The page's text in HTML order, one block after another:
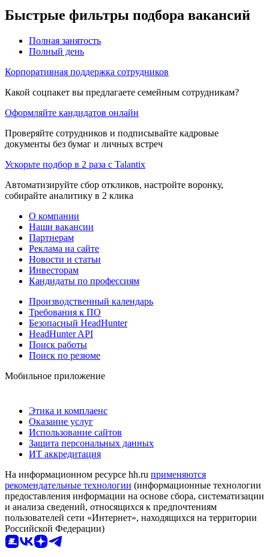
Быстрые фильтры подбора вакансий
Полная занятость
Полный день
Корпоративная поддержка сотрудников
Какой соцпакет вы предлагаете семейным сотрудникам?
Оформляйте кандидатов онлайн
Проверяйте сотрудников и подписывайте кадровые
документы без бумаг и личных встреч
Ускорьте подбор в 2 раза с Talantix
Автоматизируйте сбор откликов, настройте воронку,
собирайте аналитику в 2 клика
О компании
Наши вакансии
Партнерам
Реклама на сайте
Новости и статьи
Инвесторам
Кандидаты по профессиям
Производственный календарь
Требования к ПО
Безопасный HeadHunter
HeadHunter API
Поиск работы
Поиск по резюме
Мобильное приложение
Этика и комплаенс
Оказание услуг
Использование сайтов
Защита персональных данных
ИТ аккредитация
На информационном ресурсе hh.ru применяются
рекомендательные технологии (информационные технологии
предоставления информации на основе сбора, систематизации
и анализа сведений, относящихся к предпочтениям
пользователей сети «Интернет», находящихся на территории
Российской Федерации)